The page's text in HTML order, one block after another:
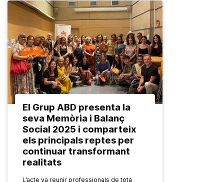
El Grup ABD presenta la
seva Memòria i Balanç
Social 2025 i comparteix
els principals reptes per
continuar transformant
realitats
L’acte va reunir professionals de tota